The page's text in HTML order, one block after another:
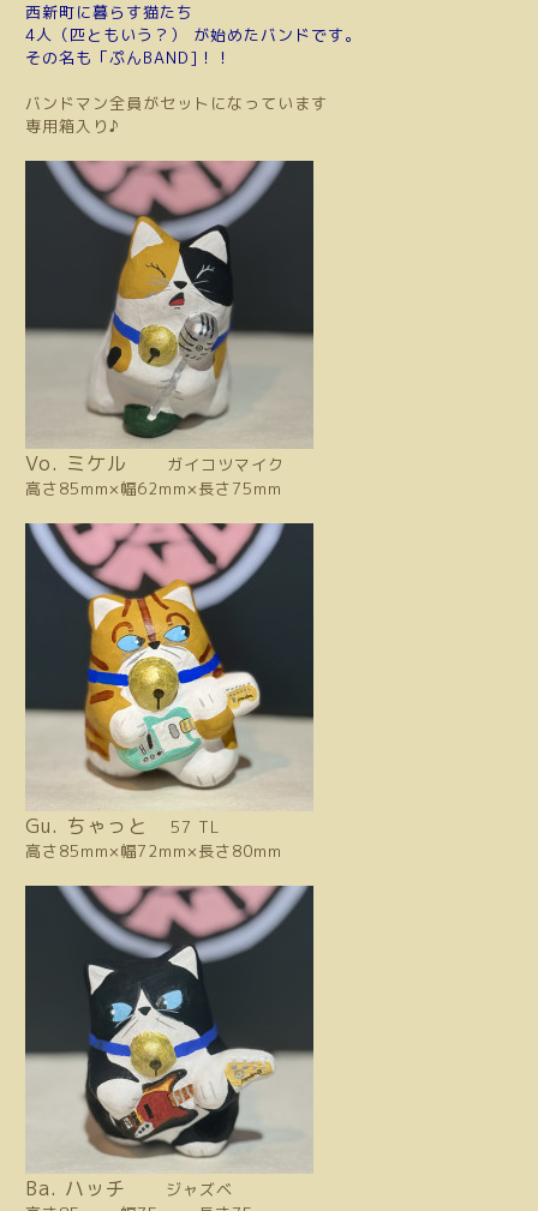
西新町に暮らす猫たち
4人（匹ともいう？） が始めたバンドです。
その名も「ぷんBAND]！！
バンドマン全員がセットになっています
専用箱入り♪
Vo. ミケル
ガイコツマイク
高さ85mm×幅62mm×長さ75mm
Gu. ちゃっと
57 TL
高さ85mm×幅72mm×長さ80mm
Ba. ハッチ
ジャズベ